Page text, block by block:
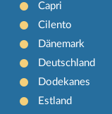
Capri
Cilento
Dänemark
Deutschland
Dodekanes
Estland